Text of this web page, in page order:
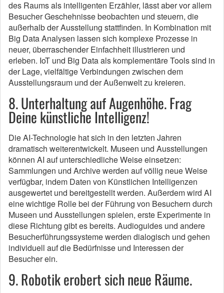
des Raums als intelligenten Erzähler, lässt aber vor allem
Besucher Geschehnisse beobachten und steuern, die
außerhalb der Ausstellung stattfinden. In Kombination mit
Big Data Analysen lassen sich komplexe Prozesse in
neuer, überraschender Einfachheit illustrieren und
erleben. IoT und Big Data als komplementäre Tools sind in
der Lage, vielfältige Verbindungen zwischen dem
Ausstellungsraum und der Außenwelt zu kreieren.
8. Unterhaltung auf Augenhöhe. Frag
Deine künstliche Intelligenz!
Die AI-Technologie hat sich in den letzten Jahren
dramatisch weiterentwickelt. Museen und Ausstellungen
können AI auf unterschiedliche Weise einsetzen:
Sammlungen und Archive werden auf völlig neue Weise
verfügbar, indem Daten von Künstlichen Intelligenzen
ausgewertet und bereitgestellt werden. Außerdem wird AI
eine wichtige Rolle bei der Führung von Besuchern durch
Museen und Ausstellungen spielen, erste Experimente in
diese Richtung gibt es bereits. Audioguides und andere
Besucherführungssysteme werden dialogisch und gehen
individuell auf die Bedürfnisse und Interessen der
Besucher ein.
9. Robotik erobert sich neue Räume.